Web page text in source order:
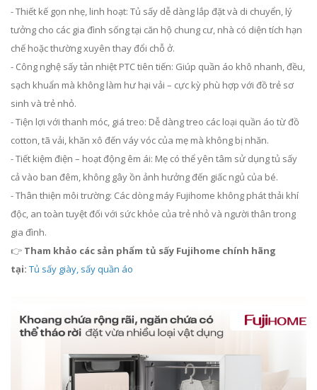
- Thiết kế gọn nhẹ, linh hoạt: Tủ sấy dễ dàng lắp đặt và di chuyển, lý
tưởng cho các gia đình sống tại căn hộ chung cư, nhà có diện tích hạn
chế hoặc thường xuyên thay đổi chỗ ở.
- Công nghệ sấy tản nhiệt PTC tiên tiến: Giúp quần áo khô nhanh, đều,
sạch khuẩn mà không làm hư hại vải – cực kỳ phù hợp với đồ trẻ sơ
sinh và trẻ nhỏ.
- Tiện lợi với thanh móc, giá treo: Dễ dàng treo các loại quần áo từ đồ
cotton, tã vải, khăn xô đến váy vóc của mẹ mà không bị nhăn.
- Tiết kiệm điện – hoạt động êm ái: Mẹ có thể yên tâm sử dụng tủ sấy
cả vào ban đêm, không gây ồn ảnh hưởng đến giấc ngủ của bé.
- Thân thiện môi trường: Các dòng máy Fujihome không phát thải khí
độc, an toàn tuyệt đối với sức khỏe của trẻ nhỏ và người thân trong
gia đình.
👉 Tham khảo các sản phẩm tủ sấy Fujihome chính hãng
tại: Tủ sấy giày, sấy quần áo